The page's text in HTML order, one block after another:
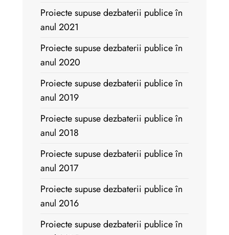
Proiecte supuse dezbaterii publice în
anul 2021
Proiecte supuse dezbaterii publice în
anul 2020
Proiecte supuse dezbaterii publice în
anul 2019
Proiecte supuse dezbaterii publice în
anul 2018
Proiecte supuse dezbaterii publice în
anul 2017
Proiecte supuse dezbaterii publice în
anul 2016
Proiecte supuse dezbaterii publice în